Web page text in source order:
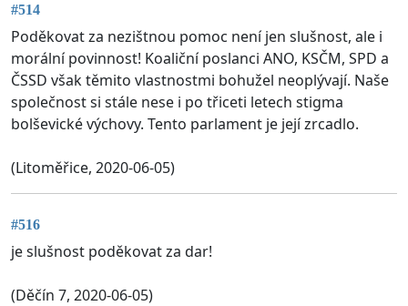
#514
Poděkovat za nezištnou pomoc není jen slušnost, ale i
morální povinnost! Koaliční poslanci ANO, KSČM, SPD a
ČSSD však těmito vlastnostmi bohužel neoplývají. Naše
společnost si stále nese i po třiceti letech stigma
bolševické výchovy. Tento parlament je její zrcadlo.
(Litoměřice, 2020-06-05)
#516
je slušnost poděkovat za dar!
(Děčín 7, 2020-06-05)